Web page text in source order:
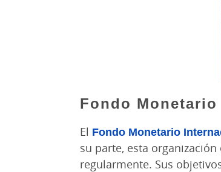
Fondo
El Fondo Monetario
su parte, esta
regularmente. Sus